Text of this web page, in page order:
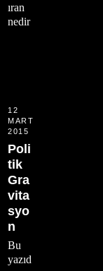
ıran
nedir
12
MART
2015
Poli
tik
Gra
vita
syo
n
Bu
yazıd